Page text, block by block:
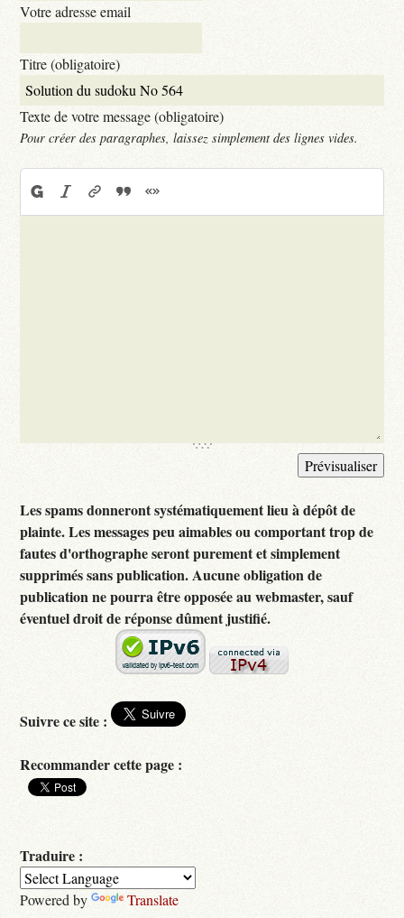
Votre adresse email
Titre (obligatoire)
Texte de votre message (obligatoire)
Pour créer des paragraphes, laissez simplement des lignes vides.
Les spams donneront systématiquement lieu à dépôt de
plainte. Les messages peu aimables ou comportant trop de
fautes d'orthographe seront purement et simplement
supprimés sans publication. Aucune obligation de
publication ne pourra être opposée au webmaster, sauf
éventuel droit de réponse dûment justifié.
Suivre ce site :
Recommander cette page :
Traduire :
Powered by Translate